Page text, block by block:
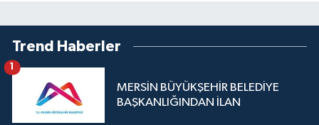
Trend Haberler
MERSİN BÜYÜKŞEHİR BELEDİYE
BAŞKANLIĞINDAN İLAN
1